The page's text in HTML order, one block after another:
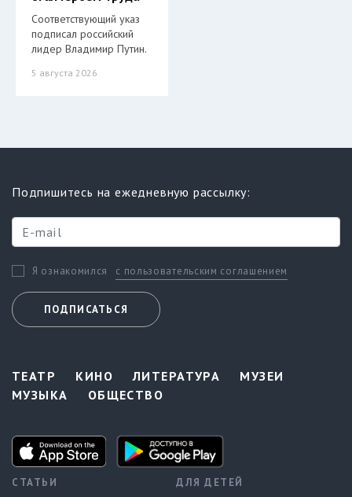
Соответствующий указ
подписал российский
лидер Владимир Путин.
5 августа 2026
Подпишитесь на ежедневную рассылку:
Я ознакомился с пользовательским соглашением
ПОДПИСАТЬСЯ
ТЕАТР КИНО ЛИТЕРАТУРА
МУЗЕИ
МУЗЫКА
ОБЩЕСТВО
СТАТЬИ
ДЛЯ ДЕТЕЙ